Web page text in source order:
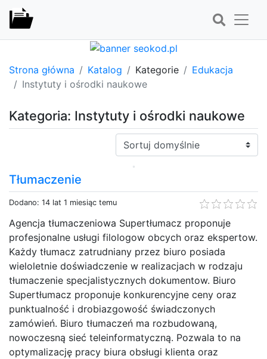
Strona główna Katalog Kategorie
Edukacja
Instytuty i ośrodki naukowe
Kategoria: Instytuty i ośrodki naukowe
Sortuj:
Tłumaczenie
Dodano: 14 lat 1 miesiąc temu
Agencja tłumaczeniowa Supertłumacz proponuje
profesjonalne usługi filologow obcych oraz ekspertow.
Każdy tłumacz zatrudniany przez biuro posiada
wieloletnie doświadczenie w realizacjach w rodzaju
tłumaczenie specjalistycznych dokumentow. Biuro
Supertłumacz proponuje konkurencyjne ceny oraz
punktualność i drobiazgowość świadczonych
zamówień. Biuro tłumaczeń ma rozbudowaną,
nowoczesną sieć teleinformatyczną. Pozwala to na
optymalizację pracy biura obsługi klienta oraz